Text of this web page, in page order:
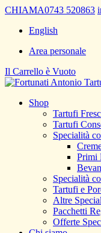
CHIAMA0743 520863
English
Area personale
Il Carrello è Vuoto
Shop
Tartufi
Tartufi
Specialità
Primi
Specialità
Tartufi e
Altre
Pacchetti
Offerte